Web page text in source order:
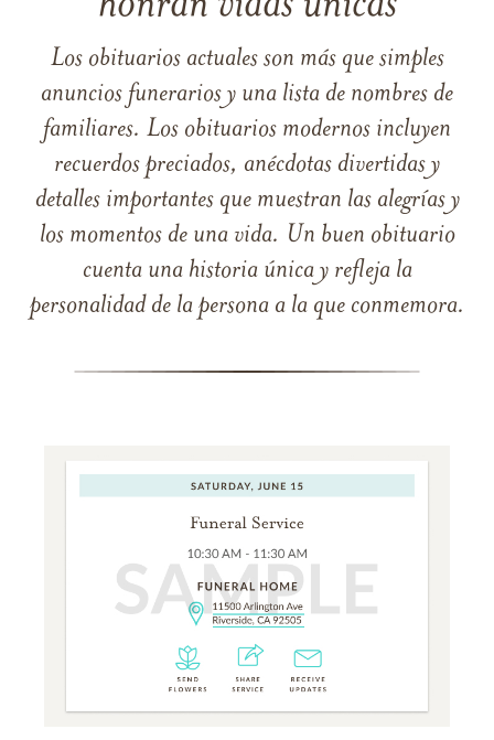
Los obituarios actuales son más que simples
anuncios funerarios y una lista de nombres de
familiares. Los obituarios modernos incluyen
recuerdos preciados, anécdotas divertidas y
detalles importantes que muestran las alegrías y
los momentos de una vida. Un buen obituario
cuenta una historia única y refleja la
personalidad de la persona a la que conmemora.